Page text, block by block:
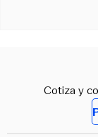
Cotiza y